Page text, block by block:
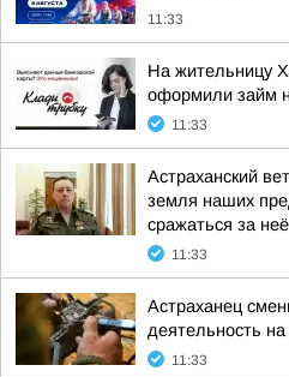
11:33
На жительницу
оформили займ
11:33
Астраханский
земля наших
сражаться за
11:33
Астраханец
деятельность
11:33